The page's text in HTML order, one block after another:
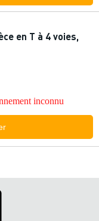
en T à 4 voies,
inconnu